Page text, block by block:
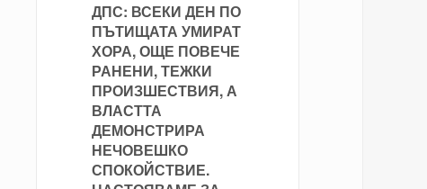
ДПС: ВСЕКИ ДЕН ПО
ПЪТИЩАТА УМИРАТ
ХОРА, ОЩЕ ПОВЕЧЕ
РАНЕНИ, ТЕЖКИ
ПРОИЗШЕСТВИЯ, А
ВЛАСТТА
ДЕМОНСТРИРА
НЕЧОВЕШКО
СПОКОЙСТВИЕ.